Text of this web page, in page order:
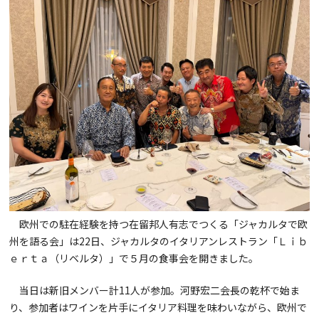
欧州での駐在経験を持つ在留邦人有志でつくる「ジャカルタで欧
州を語る会」は22日、ジャカルタのイタリアンレストラン「Ｌｉｂ
ｅｒｔａ（リベルタ）」で５月の食事会を開きました。
当日は新旧メンバー計11人が参加。河野宏二会長の乾杯で始ま
り、参加者はワインを片手にイタリア料理を味わいながら、欧州で